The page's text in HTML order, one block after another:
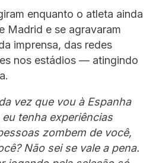
enquanto o atleta ainda
Madrid e se agravaram
imprensa, das redes
nos estádios — atingindo
vez que vou à Espanha
tenha experiências
zombem de você,
Não sei se vale a pena.